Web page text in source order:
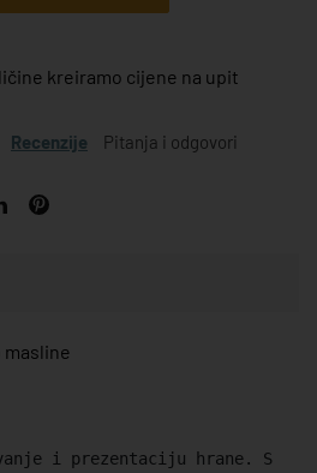
kreiramo cijene na upit
Recenzije Pitanja i odgovori
masline
i prezentaciju hrane. S